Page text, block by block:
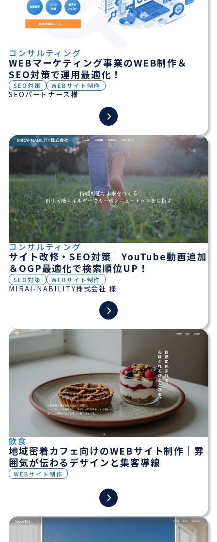
コンサルティング
WEBマーケティング事業のWEB制作＆
SEO対策で運用最適化！
SEO対策 WEBサイト制作
SEOパートナーズ様
コンサルティング
サイト改修・SEO対策｜YouTube動画追加
＆OGP最適化で検索順位UP！
SEO対策 WEBサイト制作
MIRAI-NABILITY株式会社 様
飲食
地域密着カフェ向けのWEBサイト制作｜雰
囲気が伝わるデザインと集客導線
WEBサイト制作